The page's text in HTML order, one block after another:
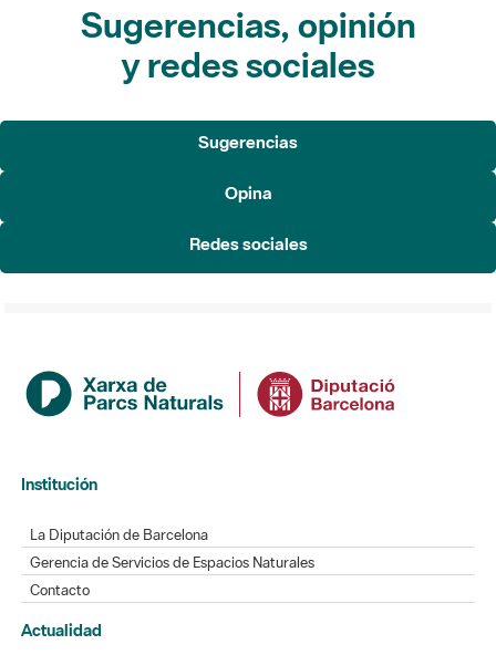
Sugerencias, opinión
y redes sociales
Sugerencias
Opina
Redes sociales
Institución
La Diputación de Barcelona
Gerencia de Servicios de Espacios Naturales
Contacto
Actualidad